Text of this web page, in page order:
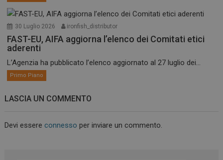
30 Luglio 2026 ironfish_distributor
FAST-EU, AIFA aggiorna l’elenco dei Comitati etici
aderenti
L’Agenzia ha pubblicato l’elenco aggiornato al 27 luglio dei...
Primo Piano
LASCIA UN COMMENTO
Devi essereconnesso per inviare un commento.